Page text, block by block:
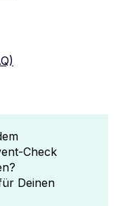
Check
Deinen